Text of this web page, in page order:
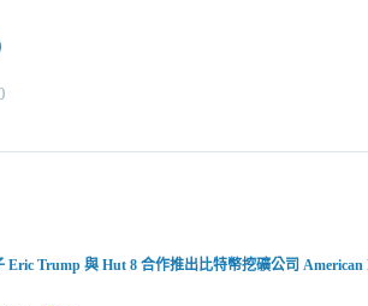
Eric Trump 與 Hut 8 合作推出比特幣挖礦公司 American